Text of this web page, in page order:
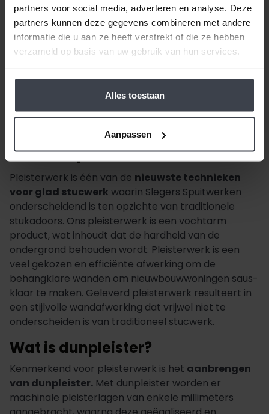
partners voor social media, adverteren en analyse. Deze
partners kunnen deze gegevens combineren met andere
informatie die u aan ze heeft verstrekt of die ze hebben
verzameld op basis van uw gebruik van hun services.
Alles toestaan
Aanpassen
Wat is pleisterwerk?
Pleisterwerk is één van de nieuwste technieken
voor glad stucwerk waarin Slegers Spuitwerken
onderscheidend is ten opzichte van traditionele
stukadoors. Ons pleisterwerk is een vochtarm
product, wat inhoudt dat de hardheid van de
ondergrond behouden wordt. Pleisterwerk is een
veel gekozen en efficiënte afwerking om de
behangklare wanden om nieuwbouwwoningen saus-
klaar te maken. Geleverd pleisterwerk resulteert in
een stijlvolle wandafwerking dat vrijwel niet te
onderscheiden is van traditioneel stucwerk.
Wat is dunpleister?
Kenmerkend voor pleisterwerk is het aanbrengen
van dunpleister. Met dunpleister worden er
machinale pleisterlagen van enkele millimeters